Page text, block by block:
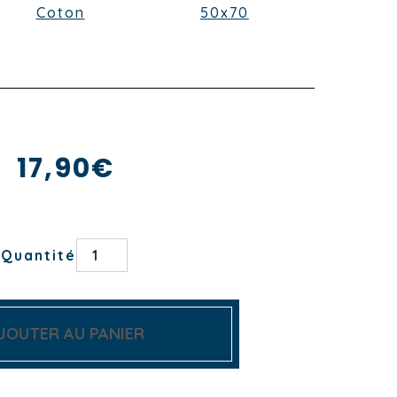
Coton 50x70
17,90€
Quantité
quantité
de
TORCHON
E
BASTA
AU PANIER